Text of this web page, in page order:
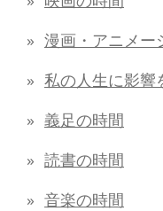
漫画・アニメー
私の人生に影響
義足の時間
読書の時間
音楽の時間